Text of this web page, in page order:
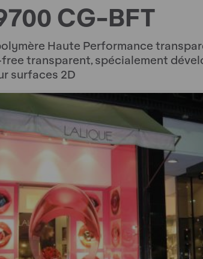
CG-BFT
Haute Performance
transparent, spécialement
surfaces 2D